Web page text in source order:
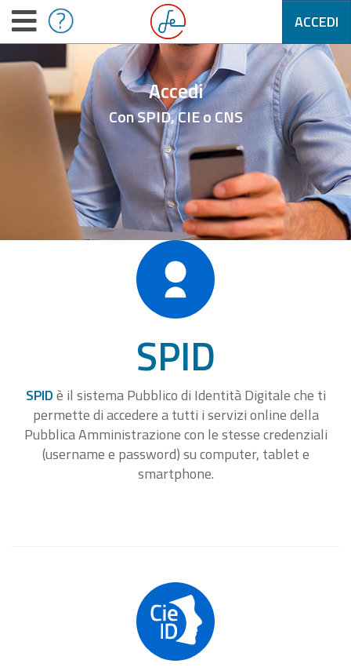
ACCEDI
Accedi
Con SPID, CIE o CNS
SPID
SPIDè il sistema Pubblico di Identità Digitale che ti
permette di accedere a tutti i servizi online della
Pubblica Amministrazione con le stesse credenziali
(username e password) su computer, tablet e
smartphone.